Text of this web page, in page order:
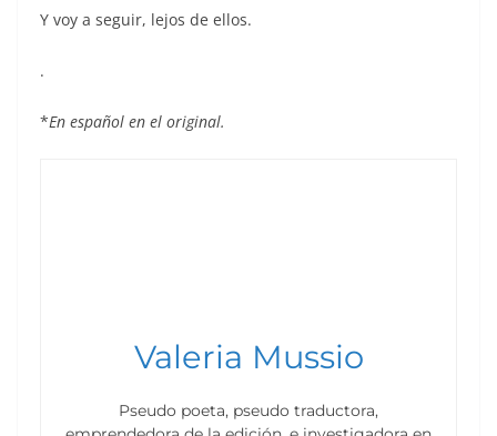
Y voy a seguir, lejos de ellos.
.
*En español en el original.
Valeria Mussio
Pseudo poeta, pseudo traductora,